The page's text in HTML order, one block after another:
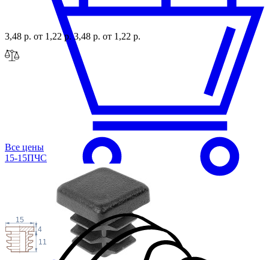
3,48 р. от 1,22 р.3,48 р. от 1,22 р.
Все цены
15-15ПЧС
4
11
15